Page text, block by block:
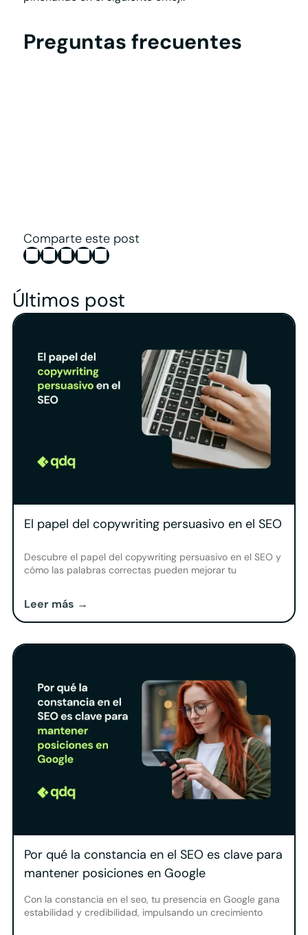
Preguntas frecuentes
Comparte este post
Últimos post
El papel del copywriting persuasivo en el SEO
Descubre el papel del copywriting persuasivo en el SEO y
cómo las palabras correctas pueden mejorar tu
Leer más →
Por qué la constancia en el SEO es clave para
mantener posiciones en Google
Con la constancia en el seo, tu presencia en Google gana
estabilidad y credibilidad, impulsando un crecimiento